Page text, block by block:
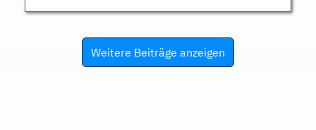
Weitere Beiträge anzeigen